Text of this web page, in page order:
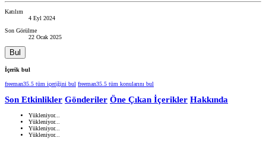
Katılım
4 Eyl 2024
Son Görülme
22 Ocak 2025
Bul
İçerik bul
freeman35.5 tüm içeriğini bul freeman35.5 tüm konularını bul
Son Etkinlikler Gönderiler Öne Çıkan İçerikler Hakkında
Yükleniyor...
Yükleniyor...
Yükleniyor...
Yükleniyor...